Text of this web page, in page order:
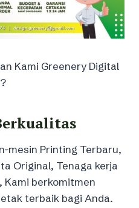
Kami Greenery Digital
mesin Printing Terbaru,
Original, Tenaga kerja
Kami berkomitmen
terbaik bagi Anda.